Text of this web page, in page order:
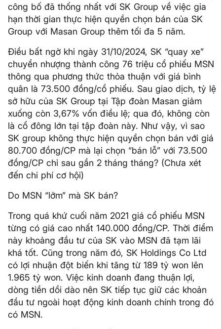
công bố đã thống nhất với SK Group về việc gia
hạn thời gian thực hiện quyền chọn bán của SK
Group với Masan Group thêm tối đa 5 năm.
Điều bất ngờ khi ngày 31/10/2024, SK “quay xe”
chuyển nhượng thành công 76 triệu cổ phiếu MSN
thông qua phương thức thỏa thuận với giá bình
quân là 73.500 đồng/cổ phiếu. Sau giao dịch, tỷ lệ
sở hữu của SK Group tại Tập đoàn Masan giảm
xuống còn 3,67% vốn điều lệ; qua đó, không còn
là cổ đông lớn tại tập đoàn này. Như vậy, vì sao
SK group không thực hiện quyền chọn bán với giá
80.700 đồng/CP mà lại chọn “bán lỗ” với 73.500
đồng/CP chỉ sau gần 2 tháng tháng? (Chưa xét
đến chi phí cơ hội)
Do MSN “lởm” mà SK bán?
Trong quá khứ cuối năm 2021 giá cổ phiếu MSN
từng có giá cao nhất 140.000 đồng/CP. Thời điểm
này khoảng đầu tư của SK vào MSN đã tạm lãi
khá tốt. Cũng trong năm đó, SK Holdings Co Ltd
có lợi nhuận đột biến khi tăng từ 189 tỷ won lên
1.965 tỷ won. Việc kinh doanh đang thuận lợi,
dòng tiền dồi dào nên SK tiếp tục giữ các khoản
đầu tư ngoài hoạt động kinh doanh chính trong đó
có MSN.